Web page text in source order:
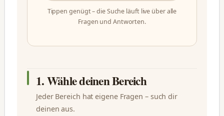
Tippen genügt – die Suche läuft live über alle
Fragen und Antworten.
1. Wähle deinen Bereich
Jeder Bereich hat eigene Fragen – such dir
deinen aus.